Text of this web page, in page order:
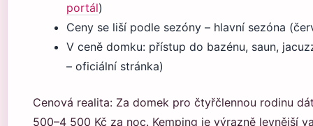
portál)
Ceny se liší podle sezóny – hlavní sezóna
V ceně domku: přístup do bazénu, saun,
– oficiální stránka)
Cenová realita: Za domek pro čtyřčlennou rodinu
500–4 500 Kč za noc. Kemping je výrazně levnější